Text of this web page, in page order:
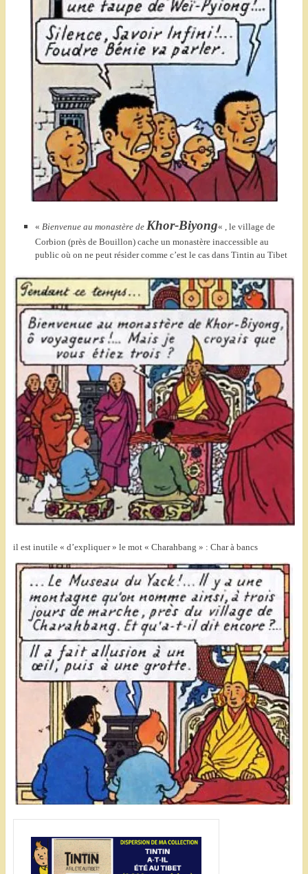
«Bienvenue au monastère deKhor-Biyong« , le village de
Corbion (près de Bouillon) cache un monastère inaccessible au
public où on ne peut résider comme c’est le cas dans Tintin au Tibet
il est inutile « d’expliquer » le mot « Charahbang » : Char à bancs